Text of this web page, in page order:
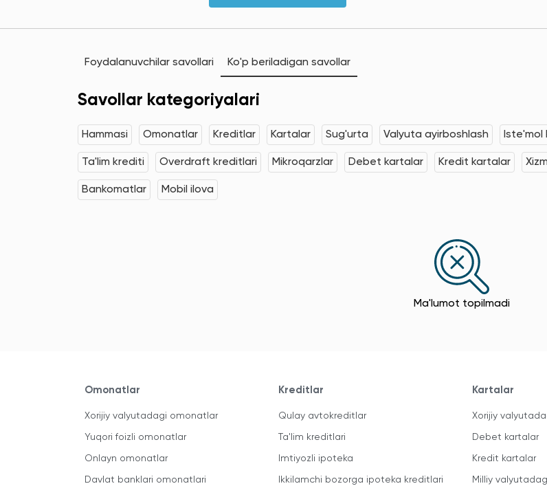
Foydalanuvchilar savollari Ko'p beriladigan savollar
Savollar kategoriyalari
Hammasi Omonatlar Kreditlar Kartalar Sug'urta Valyuta ayirboshlash Iste'mol
Ta'lim krediti Overdraft kreditlari Mikroqarzlar Debet kartalar Kredit kartalar
Bankomatlar Mobil ilova
Ma'lumot topilmadi
Omonatlar
Xorijiy valyutadagi omonatlar
Yuqori foizli omonatlar
Onlayn omonatlar
Davlat banklari omonatlari
Kreditlar
Qulay avtokreditlar
Ta'lim kreditlari
Imtiyozli ipoteka
Ikkilamchi bozorga ipoteka kreditlari
Kartalar
Xorijiy
Debet kartalar
Kredit kartalar
Milliy